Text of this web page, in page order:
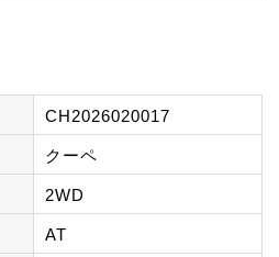
CH2026020017
クーペ
2WD
AT